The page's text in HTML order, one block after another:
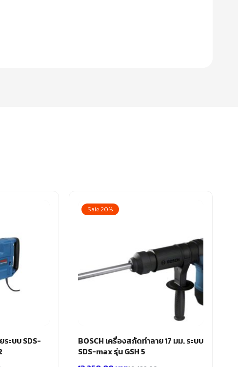
ระบบ SDS-
Sale 20%
BOSCH เครื่องสกัดทำลาย 17 มม. ระบบ
SDS-max รุ่น GSH 5